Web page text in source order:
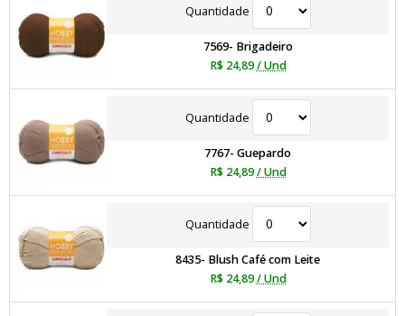
Quantidade
7569- Brigadeiro
R$ 24,89 / Und
Quantidade
7767- Guepardo
R$ 24,89 / Und
Quantidade
8435- Blush Café com Leite
R$ 24,89 / Und